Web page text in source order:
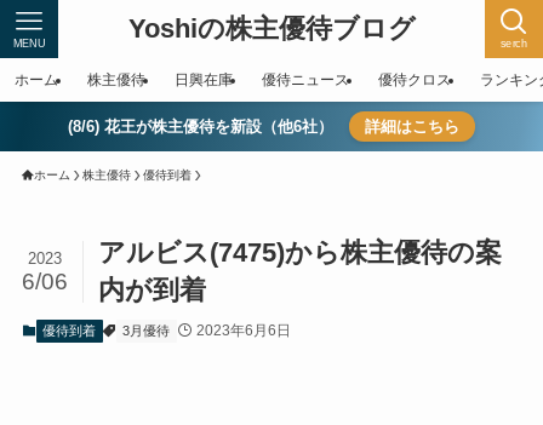
Yoshiの株主優待ブログ serch
MENU
ホーム 株主優待 日興在庫 優待ニュース 優待クロス ランキン
(8/6) 花王が株主優待を新設（他6社） 詳細はこちら
ホーム 株主優待 優待到着
アルビス(7475)から株主優待の案
内が到着
2023
6/06
優待到着 3月優待 2023年6月6日